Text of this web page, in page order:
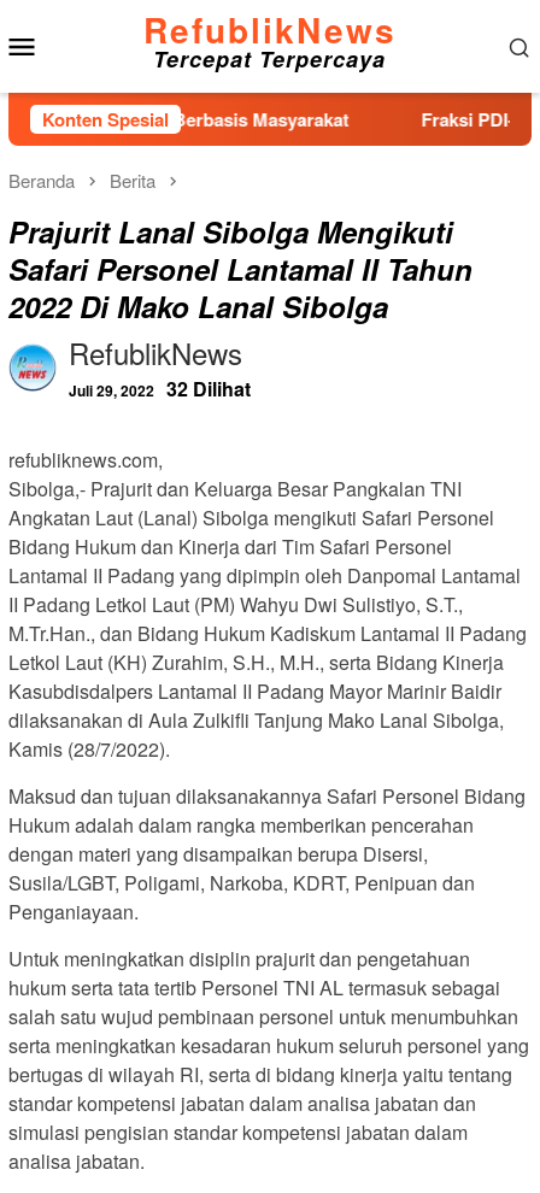
ke
konten
RefublikNews
Tercepat Terpercaya
Konten Spesial
Pemilu Berbasis Masyarakat Fraksi PDI-
Beranda Berita
Prajurit Lanal Sibolga Mengikuti
Safari Personel Lantamal II Tahun
2022 Di Mako Lanal Sibolga
RefublikNews
Juli 29, 2022 32 Dilihat
refubliknews.com,
Sibolga,- Prajurit dan Keluarga Besar Pangkalan TNI
Angkatan Laut (Lanal) Sibolga mengikuti Safari Personel
Bidang Hukum dan Kinerja dari Tim Safari Personel
Lantamal II Padang yang dipimpin oleh Danpomal Lantamal
II Padang Letkol Laut (PM) Wahyu Dwi Sulistiyo, S.T.,
M.Tr.Han., dan Bidang Hukum Kadiskum Lantamal II Padang
Letkol Laut (KH) Zurahim, S.H., M.H., serta Bidang Kinerja
Kasubdisdalpers Lantamal II Padang Mayor Marinir Baidir
dilaksanakan di Aula Zulkifli Tanjung Mako Lanal Sibolga,
Kamis (28/7/2022).
Maksud dan tujuan dilaksanakannya Safari Personel Bidang
Hukum adalah dalam rangka memberikan pencerahan
dengan materi yang disampaikan berupa Disersi,
Susila/LGBT, Poligami, Narkoba, KDRT, Penipuan dan
Penganiayaan.
Untuk meningkatkan disiplin prajurit dan pengetahuan
hukum serta tata tertib Personel TNI AL termasuk sebagai
salah satu wujud pembinaan personel untuk menumbuhkan
serta meningkatkan kesadaran hukum seluruh personel yang
bertugas di wilayah RI, serta di bidang kinerja yaitu tentang
standar kompetensi jabatan dalam analisa jabatan dan
simulasi pengisian standar kompetensi jabatan dalam
analisa jabatan.